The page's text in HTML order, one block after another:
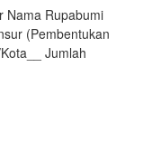
Nama Rupabumi
(Pembentukan
Jumlah